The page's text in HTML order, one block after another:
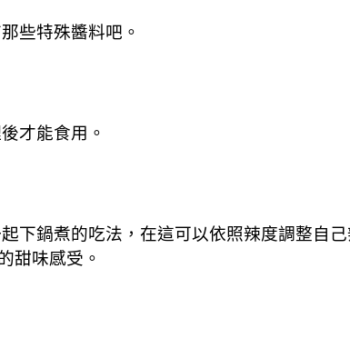
些特殊醬料吧。
才能食用。
鍋煮的吃法，在這可以依照辣度調整自
甜味感受。